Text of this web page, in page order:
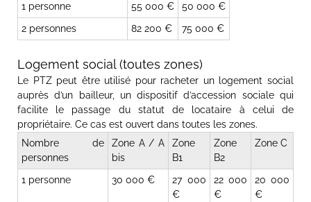
1 personne
55 000 €
50 000 €
2 personnes
82 200 € 75 000 €
Logement social (toutes zones)
Le PTZ peut être utilisé pour racheter un logement social
auprès d’un bailleur, un dispositif d’accession sociale qui
facilite le passage du statut de locataire à celui de
propriétaire. Ce cas est ouvert dans toutes les zones.
Nombre de
personnes
Zone A / A
bis
Zone
B1
Zone
B2
Zone C
1 personne 30 000 €
27 000
€
22 000
€
20 000
€